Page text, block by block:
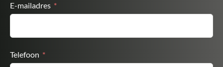
E-mailadres
Telefoon